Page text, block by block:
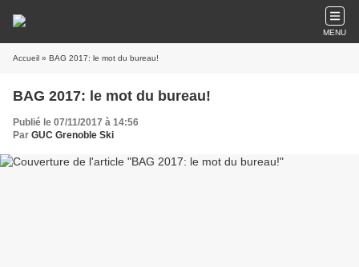
MENU
Accueil » BAG 2017: le mot du bureau!
BAG 2017: le mot du bureau!
Publié le 07/11/2017 à 14:56
Par GUC Grenoble Ski